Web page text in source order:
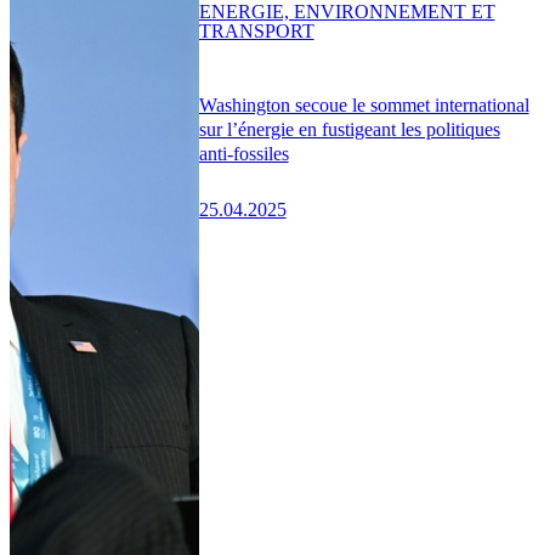
Washington secoue le sommet international
sur l’énergie en fustigeant les politiques
anti-fossiles
25.04.2025
ENERGIE, ENVIRONNEMENT ET
TRANSPORT